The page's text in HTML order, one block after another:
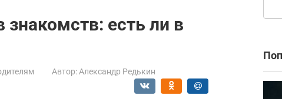
есть ли в
Автор: Александр Редькин